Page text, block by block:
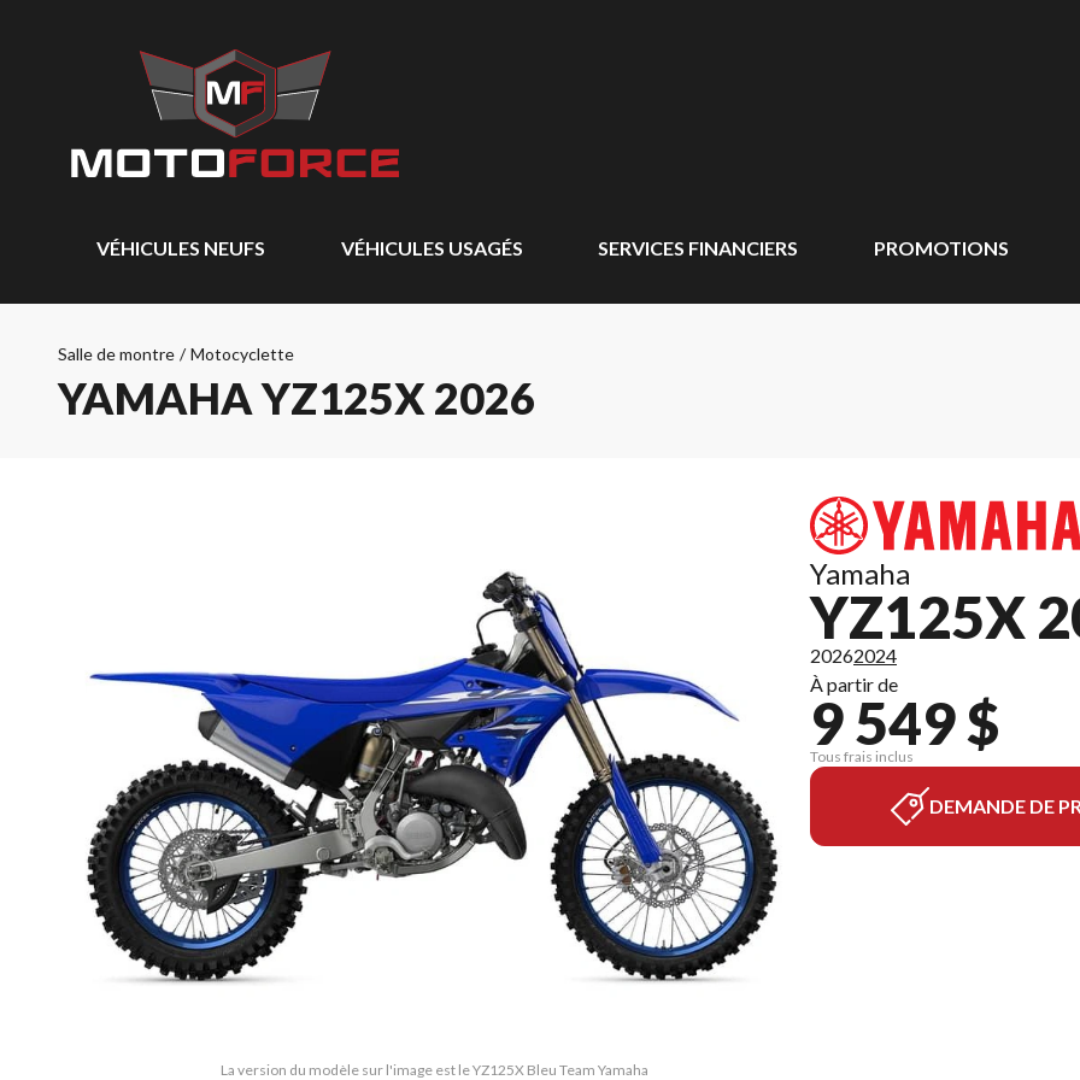
VÉHICULES NEUFS VÉHICULES USAGÉS SERVICES FINANCIERS PROMOTIONS
Salle de montre / Motocyclette
YAMAHA YZ125X 2026
La version du modèle sur l'image est le YZ125X Bleu Team Yamaha
Yamaha
YZ125X
20262024
À partir de
9 549 $
Tous frais inclus
DEMANDE DE